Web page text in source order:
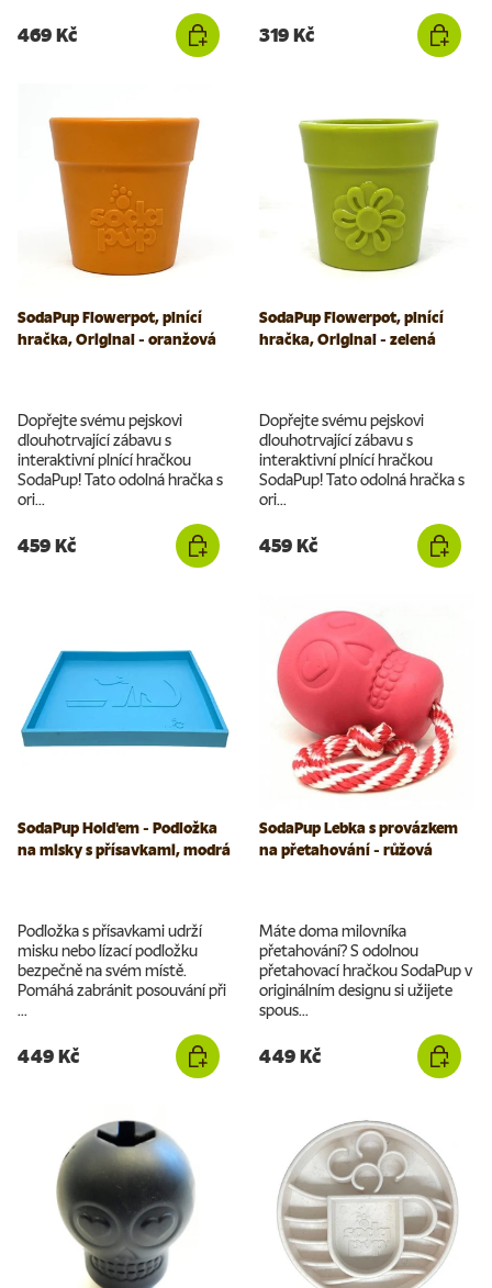
469 Kč 319 Kč
SodaPup Flowerpot, plnící
hračka, Original - oranžová
Dopřejte svému pejskovi
dlouhotrvající zábavu s
interaktivní plnící hračkou
SodaPup! Tato odolná hračka s
ori...
459 Kč
SodaPup Flowerpot, plnící
hračka, Original - zelená
Dopřejte svému pejskovi
dlouhotrvající zábavu s
interaktivní plnící hračkou
SodaPup! Tato odolná hračka s
ori...
459 Kč
SodaPup Hold'em - Podložka
na misky s přísavkami, modrá
Podložka s přísavkami udrží
misku nebo lízací podložku
bezpečně na svém místě.
Pomáhá zabránit posouvání při
...
449 Kč
SodaPup Lebka s provázkem
na přetahování - růžová
Máte doma milovníka
přetahování? S odolnou
přetahovací hračkou SodaPup v
originálním designu si užijete
spous...
449 Kč